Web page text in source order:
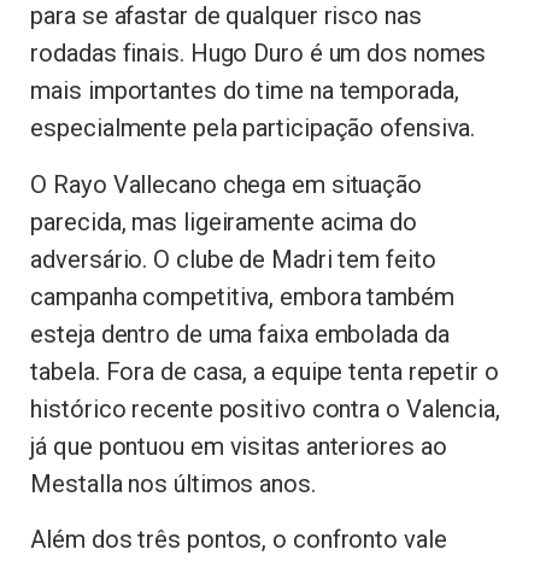
para se afastar de qualquer risco nas
rodadas finais. Hugo Duro é um dos nomes
mais importantes do time na temporada,
especialmente pela participação ofensiva.
O Rayo Vallecano chega em situação
parecida, mas ligeiramente acima do
adversário. O clube de Madri tem feito
campanha competitiva, embora também
esteja dentro de uma faixa embolada da
tabela. Fora de casa, a equipe tenta repetir o
histórico recente positivo contra o Valencia,
já que pontuou em visitas anteriores ao
Mestalla nos últimos anos.
Além dos três pontos, o confronto vale